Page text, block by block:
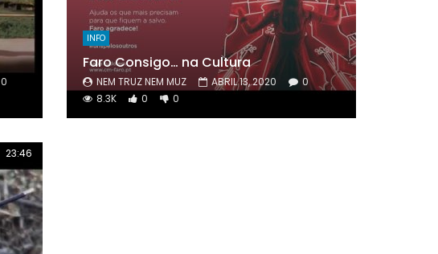
0
INFO
Faro Consigo… na Cultura
NEM TRUZ NEM MUZ ABRIL 13, 2020
0
8.3K
0 0
23:46